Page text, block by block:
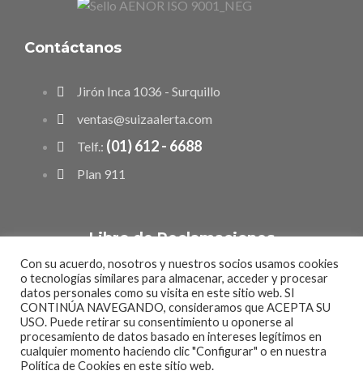
Contáctanos
Jirón Inca 1036 - Surquillo
ventas@suizaalerta.com
Telf.: (01) 612 - 6688
Plan 911
Libro de Reclamaciones
© 2024 Suiza Alerta. Seguridad y tranquilidad las 24 horas, todos
los días del año.
Con su acuerdo, nosotros y nuestros socios usamos cookies
o tecnologías similares para almacenar, acceder y procesar
datos personales como su visita en este sitio web. SI
CONTINÚA NAVEGANDO, consideramos que ACEPTA SU
USO. Puede retirar su consentimiento u oponerse al
procesamiento de datos basado en intereses legítimos en
cualquier momento haciendo clic "Configurar" o en nuestra
Política de Cookies en este sitio web.